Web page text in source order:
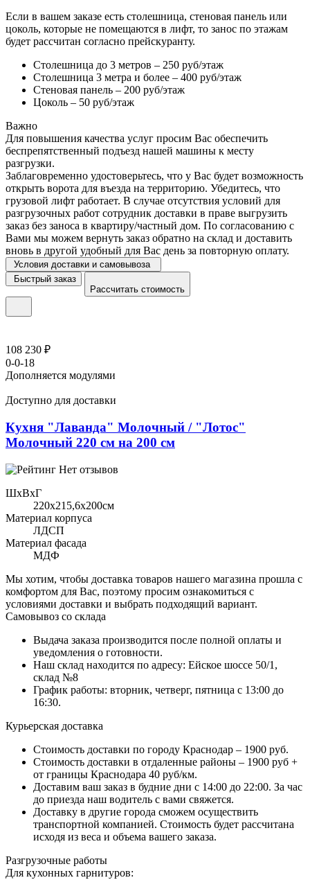
Если в вашем заказе есть столешница, стеновая панель или
цоколь, которые не помещаются в лифт, то занос по этажам
будет рассчитан согласно прейскуранту.
Столешница до 3 метров – 250 руб/этаж
Столешница 3 метра и более – 400 руб/этаж
Стеновая панель – 200 руб/этаж
Цоколь – 50 руб/этаж
Важно
Для повышения качества услуг просим Вас обеспечить
беспрепятственный подъезд нашей машины к месту
разгрузки.
Заблаговременно удостоверьтесь, что у Вас будет возможность
открыть ворота для въезда на территорию. Убедитесь, что
грузовой лифт работает. В случае отсутствия условий для
разгрузочных работ сотрудник доставки в праве выгрузить
заказ без заноса в квартиру/частный дом. По согласованию с
Вами мы можем вернуть заказ обратно на склад и доставить
вновь в другой удобный для Вас день за повторную оплату.
Условия доставки и самовывоза
Быстрый заказ
Рассчитать стоимость
108 230 ₽
0-0-18
Дополняется модулями
Доступно для доставки
Кухня "Лаванда" Молочный / "Лотос"
Молочный 220 см на 200 см
Нет отзывов
ШхВхГ
220x215,6х200см
Материал корпуса
ЛДСП
Материал фасада
МДФ
Мы хотим, чтобы доставка товаров нашего магазина прошла с
комфортом для Вас, поэтому просим ознакомиться с
условиями доставки и выбрать подходящий вариант.
Самовывоз со склада
Выдача заказа производится после полной оплаты и
уведомления о готовности.
Наш склад находится по адресу: Ейское шоссе 50/1,
склад №8
График работы: вторник, четверг, пятница с 13:00 до
16:30.
Курьерская доставка
Стоимость доставки по городу Краснодар – 1900 руб.
Стоимость доставки в отдаленные районы – 1900 руб +
от границы Краснодара 40 руб/км.
Доставим ваш заказ в будние дни с 14:00 до 22:00. За час
до приезда наш водитель с вами свяжется.
Доставку в другие города сможем осуществить
транспортной компанией. Стоимость будет рассчитана
исходя из веса и объема вашего заказа.
Разгрузочные работы
Для кухонных гарнитуров: